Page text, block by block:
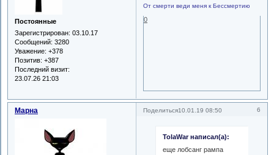
Постоянные
Зарегистрирован: 03.10.17
Сообщений: 3280
Уважение: +378
Позитив: +387
Последний визит:
23.07.26 21:03
От смерти веди меня к Бессмертию
0
Поделиться 6
10.01.19 08:50
Марна
TolaWar написал(а):
еще лобсанг рампа